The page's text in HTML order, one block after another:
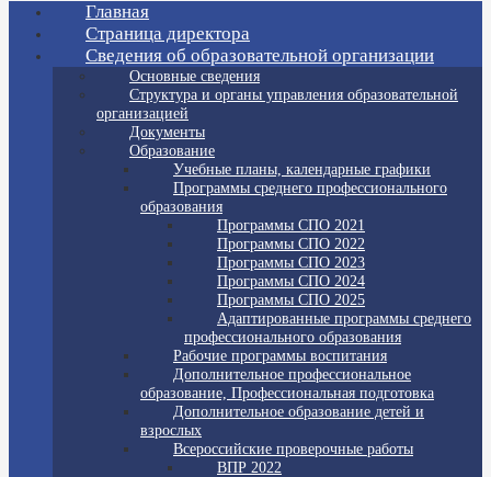
Главная
Страница директора
Сведения об образовательной организации
Основные сведения
Структура и органы управления образовательной
организацией
Документы
Образование
Учебные планы, календарные графики
Программы среднего профессионального
образования
Программы СПО 2021
Программы СПО 2022
Программы СПО 2023
Программы СПО 2024
Программы СПО 2025
Адаптированные программы среднего
профессионального образования
Рабочие программы воспитания
Дополнительное профессиональное
образование, Профессиональная подготовка
Дополнительное образование детей и
взрослых
Всероссийские проверочные работы
ВПР 2022